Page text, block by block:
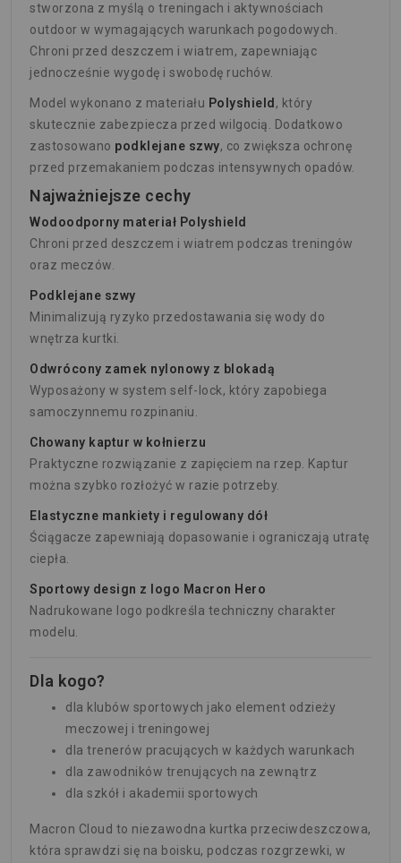
stworzona z myślą o treningach i aktywnościach
outdoor w wymagających warunkach pogodowych.
Chroni przed deszczem i wiatrem, zapewniając
jednocześnie wygodę i swobodę ruchów.
Model wykonano z materiału Polyshield , który
skutecznie zabezpiecza przed wilgocią. Dodatkowo
zastosowano podklejane szwy, co zwiększa ochronę
przed przemakaniem podczas intensywnych opadów.
Najważniejsze cechy
Wodoodporny materiał Polyshield
Chroni przed deszczem i wiatrem podczas treningów
oraz meczów.
Podklejane szwy
Minimalizują ryzyko przedostawania się wody do
wnętrza kurtki.
Odwrócony zamek nylonowy z blokadą
Wyposażony w system self-lock, który zapobiega
samoczynnemu rozpinaniu.
Chowany kaptur w kołnierzu
Praktyczne rozwiązanie z zapięciem na rzep. Kaptur
można szybko rozłożyć w razie potrzeby.
Elastyczne mankiety i regulowany dół
Ściągacze zapewniają dopasowanie i ograniczają utratę
ciepła.
Sportowy design z logo Macron Hero
Nadrukowane logo podkreśla techniczny charakter
modelu.
Dla kogo?
dla klubów sportowych jako element odzieży
meczowej i treningowej
dla trenerów pracujących w każdych warunkach
dla zawodników trenujących na zewnątrz
dla szkół i akademii sportowych
Macron Cloud to niezawodna kurtka przeciwdeszczowa,
która sprawdzi się na boisku, podczas rozgrzewki, w